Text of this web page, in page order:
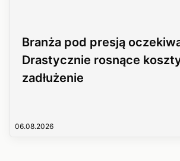
Branża pod presją
Drastycznie rosnące
zadłużenie
06.08.2026